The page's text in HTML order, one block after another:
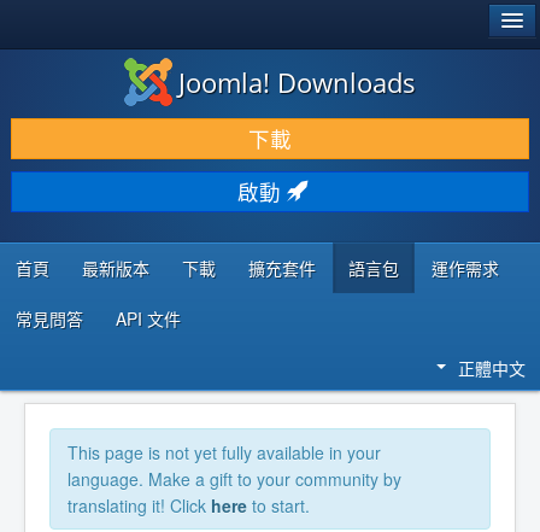
下載 & 擴充
發現 & 學習
社群 & 支援
程式者資源
Joomla! Downloads
下載
啟動
首頁 最新版本 下載 擴充套件 語言包 運作需求
常見問答 API 文件
正體中文
This page is not yet fully available in your
language. Make a gift to your community by
translating it! Click here to start.